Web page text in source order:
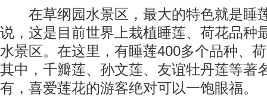
在草纲园水景区，最大的特色就是睡
说，这是目前世界上栽植睡莲、荷花品种
水景区。在这里，有睡莲400多个品种、
其中，千瓣莲、孙文莲、友谊牡丹莲等著
有，喜爱莲花的游客绝对可以一饱眼福。